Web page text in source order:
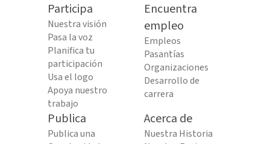
Participa
Nuestra visión
Pasa la voz
Planifica tu
participación
Usa el logo
Apoya nuestro
trabajo
Encuentra
empleo
Empleos
Pasantías
Organizaciones
Desarrollo de
carrera
Publica
Publica una
Acerca de
Nuestra Historia